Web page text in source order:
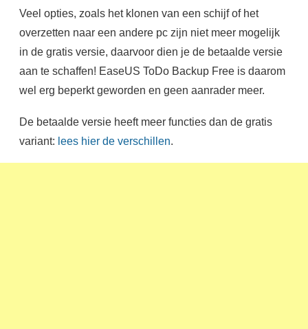
Veel opties, zoals het klonen van een schijf of het
overzetten naar een andere pc zijn niet meer mogelijk
in de gratis versie, daarvoor dien je de betaalde versie
aan te schaffen! EaseUS ToDo Backup Free is daarom
wel erg beperkt geworden en geen aanrader meer.
De betaalde versie heeft meer functies dan de gratis
variant: lees hier de verschillen.